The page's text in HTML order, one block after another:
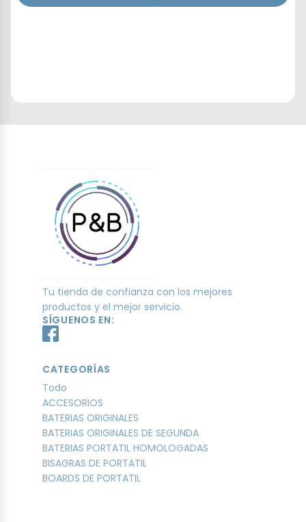
Tu tienda de confianza con los mejores
productos y el mejor servicio.
SÍGUENOS EN:
CATEGORÍAS
Todo
ACCESORIOS
BATERIAS ORIGINALES
BATERIAS ORIGINALES DE SEGUNDA
BATERIAS PORTATIL HOMOLOGADAS
BISAGRAS DE PORTATIL
BOARDS DE PORTATIL